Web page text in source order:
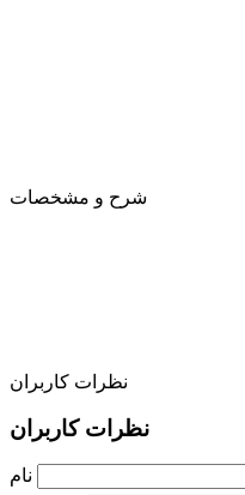
شرح و مشخصات
نظرات کاربران
نظرات کاربران
نام